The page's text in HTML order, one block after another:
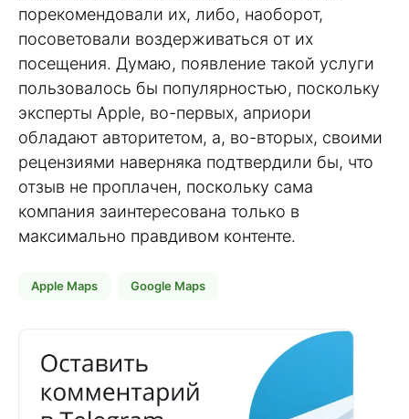
порекомендовали их, либо, наоборот,
посоветовали воздерживаться от их
посещения. Думаю, появление такой услуги
пользовалось бы популярностью, поскольку
эксперты Apple, во-первых, априори
обладают авторитетом, а, во-вторых, своими
рецензиями наверняка подтвердили бы, что
отзыв не проплачен, поскольку сама
компания заинтересована только в
максимально правдивом контенте.
Apple Maps Google Maps